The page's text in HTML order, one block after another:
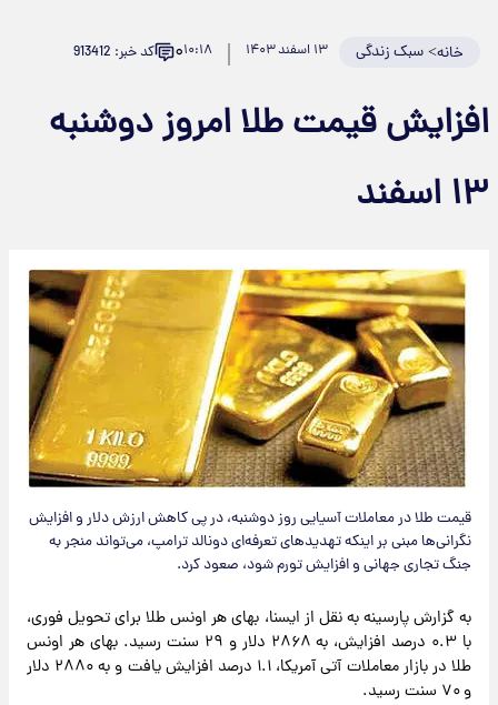
خانه>سبک زندگی ۱۳ اسفند ۱۴۰۳ ۱۰:۱۸۰ کد خبر: 913412
افزایش قیمت طلا امروز دوشنبه
۱۳ اسفند
قیمت طلا در معاملات آسیایی روز دوشنبه، در پی کاهش ارزش دلار و افزایش
نگرانی‌ها مبنی بر اینکه تهدیدهای تعرفه‌ای دونالد ترامپ، می‌تواند منجر به
جنگ تجاری جهانی و افزایش تورم شود، صعود کرد.
به گزارش پارسینه به نقل از ایسنا، بهای هر اونس طلا برای تحویل فوری،
با ۰.۳ درصد افزایش، به ۲۸۶۸ دلار و ۲۹ سنت رسید. بهای هر اونس
طلا در بازار معاملات آتی آمریکا، ۱.۱ درصد افزایش یافت و به ۲۸۸۰ دلار
و ۷۰ سنت رسید.